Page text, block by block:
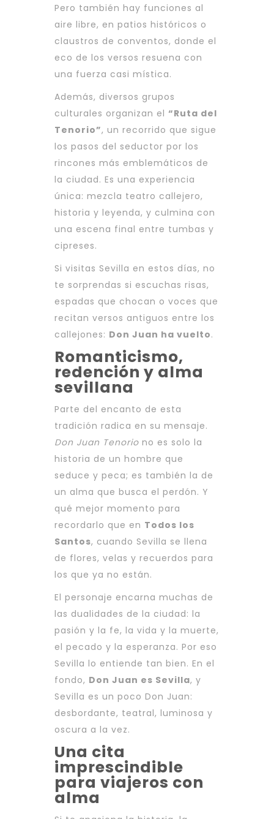
Pero también hay funciones al
aire libre, en patios históricos o
claustros de conventos, donde el
eco de los versos resuena con
una fuerza casi mística.
Además, diversos grupos
culturales organizan el “Ruta del
Tenorio”, un recorrido que sigue
los pasos del seductor por los
rincones más emblemáticos de
la ciudad. Es una experiencia
única: mezcla teatro callejero,
historia y leyenda, y culmina con
una escena final entre tumbas y
cipreses.
Si visitas Sevilla en estos días, no
te sorprendas si escuchas risas,
espadas que chocan o voces que
recitan versos antiguos entre los
callejones: Don Juan ha vuelto.
Romanticismo,
redención y alma
sevillana
Parte del encanto de esta
tradición radica en su mensaje.
Don Juan Tenorio no es solo la
historia de un hombre que
seduce y peca; es también la de
un alma que busca el perdón. Y
qué mejor momento para
recordarlo que en Todos los
Santos, cuando Sevilla se llena
de flores, velas y recuerdos para
los que ya no están.
El personaje encarna muchas de
las dualidades de la ciudad: la
pasión y la fe, la vida y la muerte,
el pecado y la esperanza. Por eso
Sevilla lo entiende tan bien. En el
fondo, Don Juan es Sevilla, y
Sevilla es un poco Don Juan:
desbordante, teatral, luminosa y
oscura a la vez.
Una cita
imprescindible
para viajeros con
alma